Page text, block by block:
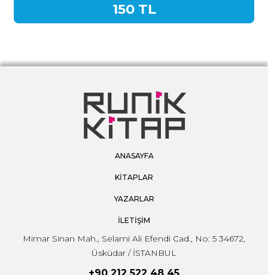
150 TL
ANASAYFA
KİTAPLAR
YAZARLAR
İLETİŞİM
Mimar Sinan Mah., Selami Ali Efendi Cad., No: 5 34672,
Üsküdar / İSTANBUL